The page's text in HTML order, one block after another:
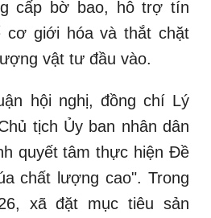
cấp bờ bao, hỗ trợ tín
cơ giới hóa và thắt chặt
vật tư đầu vào.
hội nghị, đồng chí Lý
tịch Ủy ban nhân dân
quyết tâm thực hiện Đề
chất lượng cao". Trong
xã đặt mục tiêu sản